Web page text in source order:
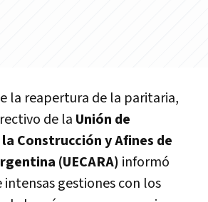
la reapertura de la paritaria,
de la Unión de
Construcción y Afines de
(UECARA) informó
intensas gestiones con los